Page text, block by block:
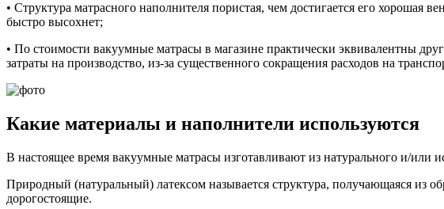
• Структура матрасного наполнителя пористая, чем достигается его хорошая
быстро высохнет;
• По стоимости вакуумные матрасы в магазине практически эквивалентны
затраты на производство, из-за существенного сокращения расходов на
Какие материалы и наполнители используются
В настоящее время вакуумные матрасы изготавливают из натурального и/или
Природный (натуральный) латексом называется структура, получающаяся из
дорогостоящие.